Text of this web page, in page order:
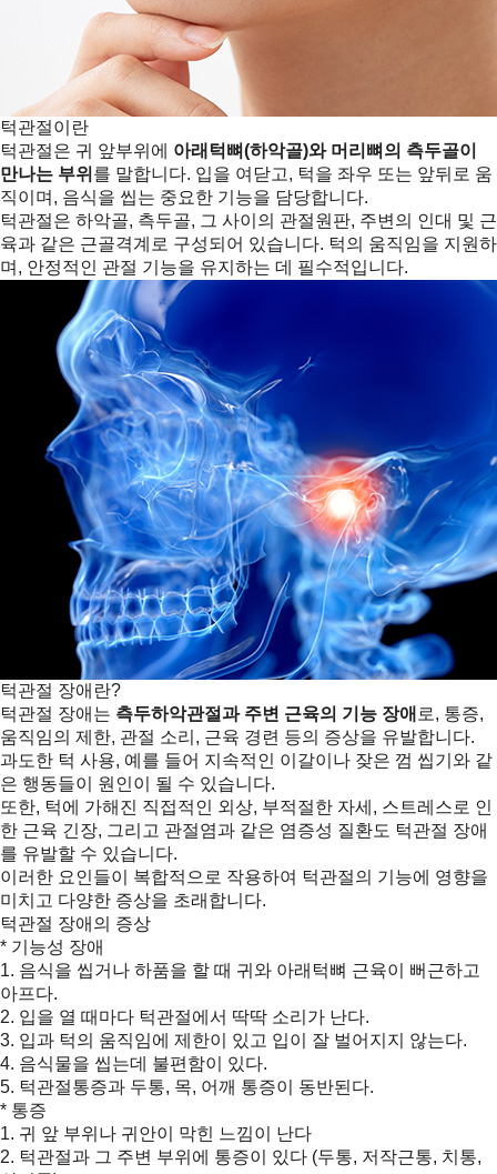
턱관절이란
턱관절은 귀 앞부위에 아래턱뼈(하악골)와 머리뼈의 측두골이
만나는 부위 를 말합니다. 입을 여닫고, 턱을 좌우 또는 앞뒤로 움
직이며, 음식을 씹는 중요한 기능을 담당합니다.
턱관절은 하악골, 측두골, 그 사이의 관절원판, 주변의 인대 및 근
육과 같은 근골격계로 구성되어 있습니다. 턱의 움직임을 지원하
며, 안정적인 관절 기능을 유지하는 데 필수적입니다.
턱관절 장애란?
턱관절 장애는 측두하악관절과 주변 근육의 기능 장애 로, 통증,
움직임의 제한, 관절 소리, 근육 경련 등의 증상을 유발합니다.
과도한 턱 사용, 예를 들어 지속적인 이갈이나 잦은 껌 씹기와 같
은 행동들이 원인이 될 수 있습니다.
또한, 턱에 가해진 직접적인 외상, 부적절한 자세, 스트레스로 인
한 근육 긴장, 그리고 관절염과 같은 염증성 질환도 턱관절 장애
를 유발할 수 있습니다.
이러한 요인들이 복합적으로 작용하여 턱관절의 기능에 영향을
미치고 다양한 증상을 초래합니다.
턱관절 장애의 증상
* 기능성 장애
1. 음식을 씹거나 하품을 할 때 귀와 아래턱뼈 근육이 뻐근하고
아프다.
2. 입을 열 때마다 턱관절에서 딱딱 소리가 난다.
3. 입과 턱의 움직임에 제한이 있고 입이 잘 벌어지지 않는다.
4. 음식물을 씹는데 불편함이 있다.
5. 턱관절통증과 두통, 목, 어깨 통증이 동반된다.
* 통증
1. 귀 앞 부위나 귀안이 막힌 느낌이 난다
2. 턱관절과 그 주변 부위에 통증이 있다 (두통, 저작근통, 치통,